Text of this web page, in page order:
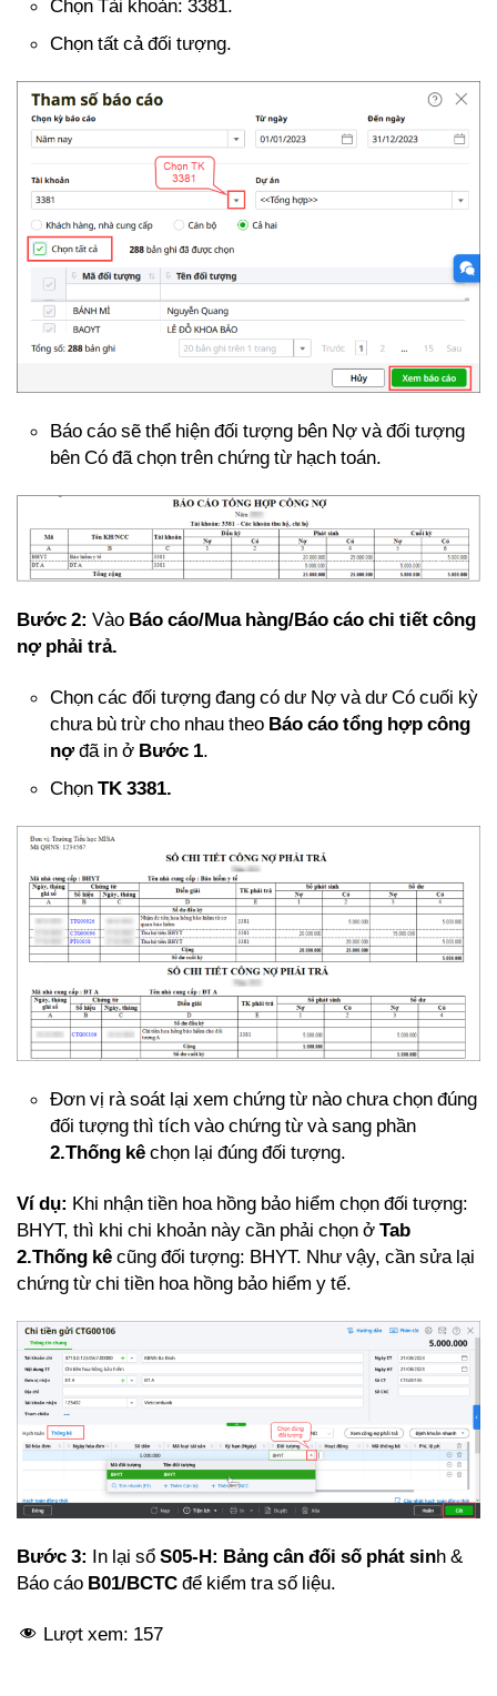
Chọn Tài khoản: 3381.
Chọn tất cả đối tượng.
Báo cáo sẽ thể hiện đối tượng bên Nợ và đối tượng
bên Có đã chọn trên chứng từ hạch toán.
Bước 2: Vào Báo cáo/Mua hàng/Báo cáo chi tiết công
nợ phải trả.
Chọn các đối tượng đang có dư Nợ và dư Có cuối kỳ
chưa bù trừ cho nhau theo Báo cáo tổng hợp công
nợđã in ở Bước 1.
Chọn TK 3381.
Đơn vị rà soát lại xem chứng từ nào chưa chọn đúng
đối tượng thì tích vào chứng từ và sang phần
2.Thống kê chọn lại đúng đối tượng.
Ví dụ: Khi nhận tiền hoa hồng bảo hiểm chọn đối tượng:
BHYT, thì khi chi khoản này cần phải chọn ở Tab
2.Thống kê cũng đối tượng: BHYT. Như vậy, cần sửa lại
chứng từ chi tiền hoa hồng bảo hiểm y tế.
Bước 3: In lại sổ S05-H: Bảng cân đối số phát sinh &
Báo cáo B01/BCTC để kiểm tra số liệu.
Lượt xem: 157